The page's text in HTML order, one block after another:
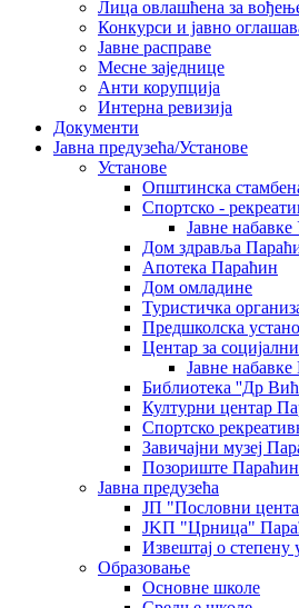
Лица овлашћена за
Конкурси и јавно
Јавне расправе
Месне заједнице
Анти корупција
Интерна ревизија
Документи
Јавна предузећа/Установе
Установе
Општинскa
Спортско -
Јавне
Дом здравља
Апотека Параћин
Дом омладине
Туристичка
Предшколска
Центар за
Јавне
Библиотека ''Др
Културни центар
Спортско
Завичајни музеј
Позориште
Јавна предузећа
ЈП "Пословни
ЈKП "Црница"
Извештај о степену
Образовање
Основне школе